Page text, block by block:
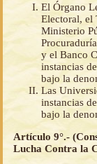
El Órgano
Electoral, el
Ministerio
y el Banco
instancias
bajo la
Las
instancias
bajo la
Artículo 9°.-
Lucha Contra la